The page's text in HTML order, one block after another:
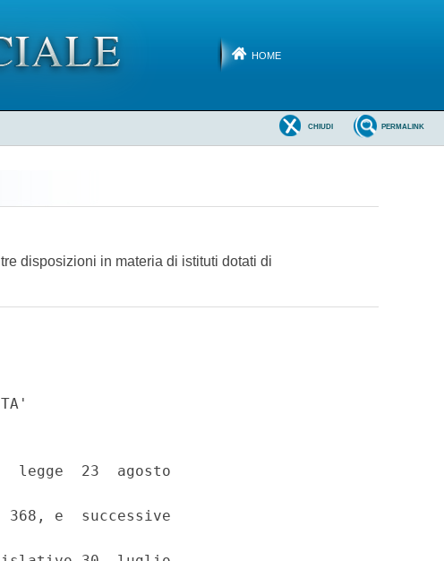
HOME
PERMALINK
CHIUDI
disposizioni in materia di istituti dotati di